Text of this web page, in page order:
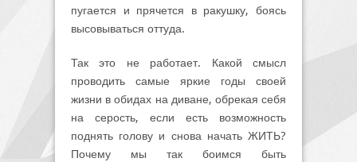
пугается и прячется в ракушку, боясь
высовываться оттуда.
Так это не работает. Какой смысл
проводить самые яркие годы своей
жизни в обидах на диване, обрекая себя
на серость, если есть возможность
поднять голову и снова начать ЖИТЬ?
Почему мы так боимся быть